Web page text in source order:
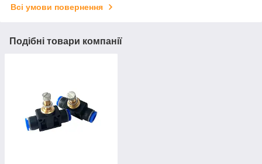
Всі умови повернення
Подібні товари компанії